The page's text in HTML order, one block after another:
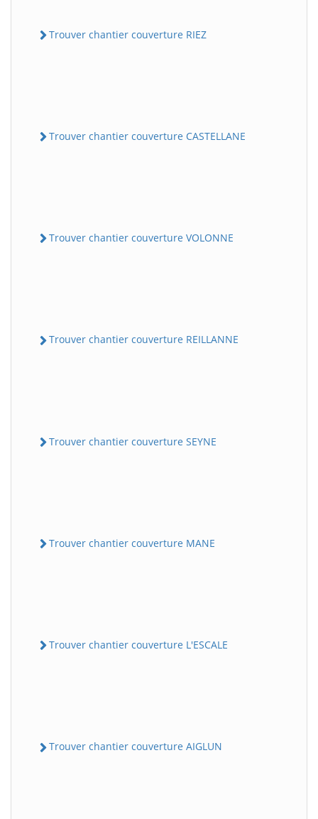
Trouver chantier couverture RIEZ
Trouver chantier couverture CASTELLANE
Trouver chantier couverture VOLONNE
Trouver chantier couverture REILLANNE
Trouver chantier couverture SEYNE
Trouver chantier couverture MANE
Trouver chantier couverture L'ESCALE
Trouver chantier couverture AIGLUN